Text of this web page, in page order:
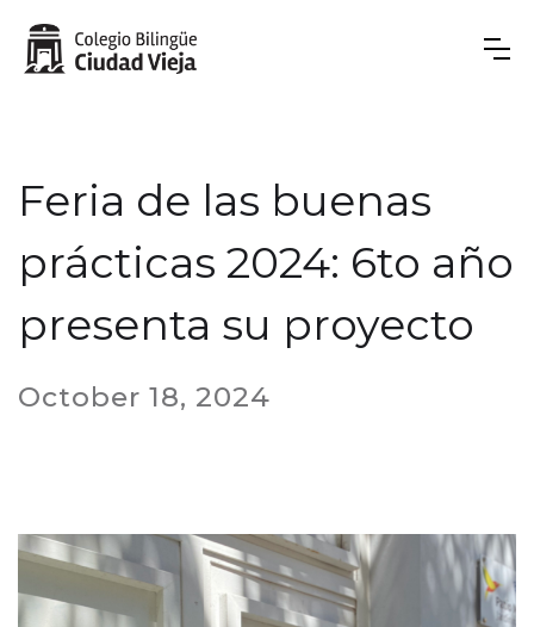
Feria de las buenas
prácticas 2024: 6to año
presenta su proyecto
October 18, 2024